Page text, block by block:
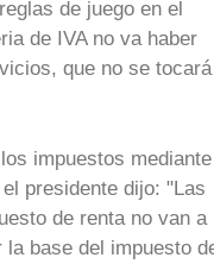
de juego en el
de IVA no va haber
que no se tocará
impuestos mediante
presidente dijo: "Las
de renta no van a
base del impuesto